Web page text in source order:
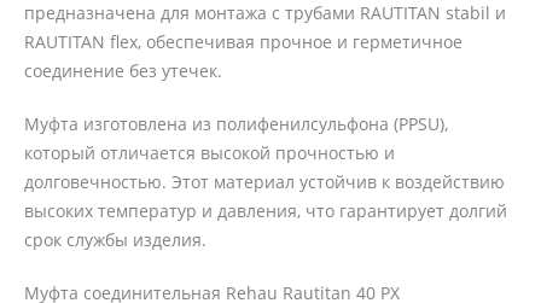
предназначена для монтажа с трубами RAUTITAN stabil и
RAUTITAN flex, обеспечивая прочное и герметичное
соединение без утечек.
Муфта изготовлена из полифенилсульфона (PPSU),
который отличается высокой прочностью и
долговечностью. Этот материал устойчив к воздействию
высоких температур и давления, что гарантирует долгий
срок службы изделия.
Муфта соединительная Rehau Rautitan 40 PX